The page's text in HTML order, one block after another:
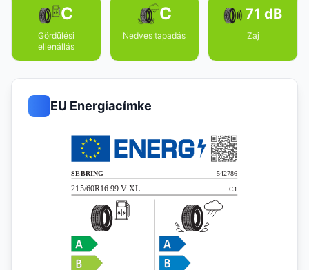
C
Gördülési
ellenállás
C
Nedves tapadás
71 dB
Zaj
EU Energiacímke